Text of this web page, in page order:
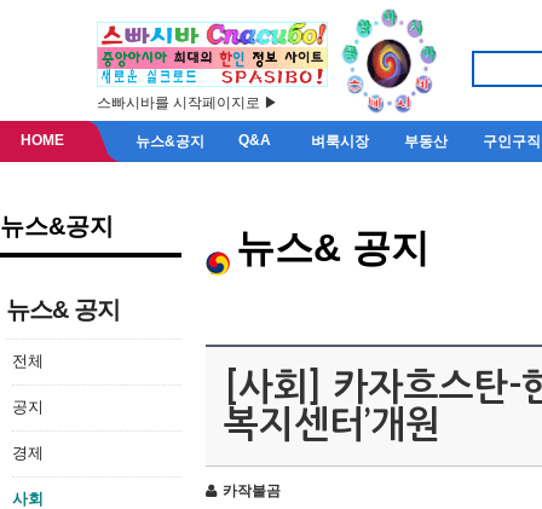
스빠시바를 시작페이지로 ▶
HOME 뉴스&공지 Q&A 벼룩시장 부동산 구인구직
뉴스&공지
뉴스& 공지
전체
공지
경제
사회
뉴스& 공지
[사회] 카자흐스탄-
복지센터’개원
카작불곰